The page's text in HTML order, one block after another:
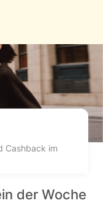
Cashback im
der Woche